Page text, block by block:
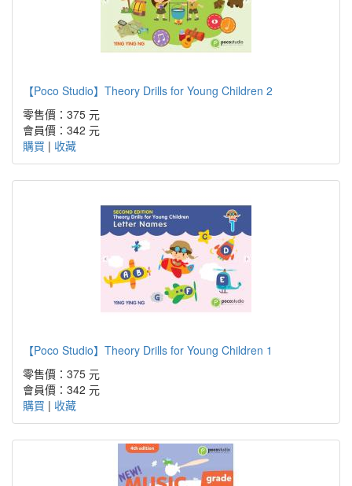
【Poco Studio】Theory Drills for Young Children 2
零售價：375 元
會員價：342 元
購買 | 收藏
【Poco Studio】Theory Drills for Young Children 1
零售價：375 元
會員價：342 元
購買 | 收藏